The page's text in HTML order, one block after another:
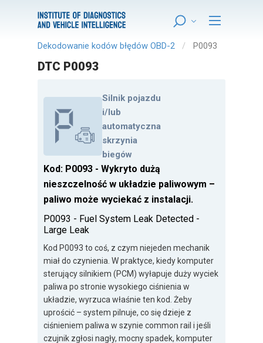
Dekodowanie kodów błędów OBD-2 P0093
DTC P0093
Silnik pojazdu
i/lub
automatyczna
skrzynia
biegów
Kod: P0093 - Wykryto dużą
nieszczelność w układzie paliwowym –
paliwo może wyciekać z instalacji.
P0093 - Fuel System Leak Detected -
Large Leak
Kod P0093 to coś, z czym niejeden mechanik
miał do czynienia. W praktyce, kiedy komputer
sterujący silnikiem (PCM) wyłapuje duży wyciek
paliwa po stronie wysokiego ciśnienia w
układzie, wyrzuca właśnie ten kod. Żeby
uprościć – system pilnuje, co się dzieje z
ciśnieniem paliwa w szynie common rail i jeśli
czujnik zgłosi nagły, mocny spadek, komputer